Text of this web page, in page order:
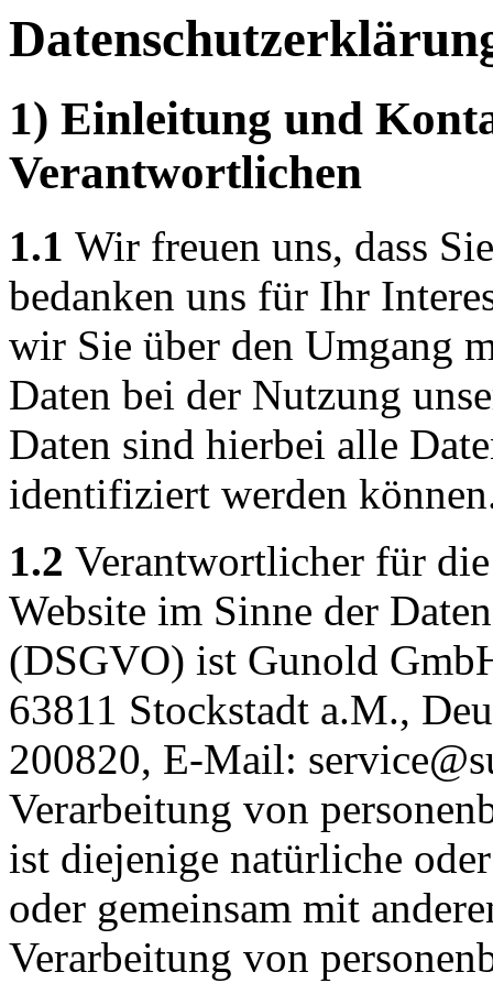
1) Einleitung und
Verantwortlichen
1.1 Wir freuen uns, dass
bedanken uns für Ihr
wir Sie über den Umgang
Daten bei der Nutzung
Daten sind hierbei alle
identifiziert werden
1.2 Verantwortlicher für
Website im Sinne der
(DSGVO) ist Gunold
63811 Stockstadt a.M.,
200820, E-Mail:
Verarbeitung von
ist diejenige natürliche
oder gemeinsam mit
Verarbeitung von